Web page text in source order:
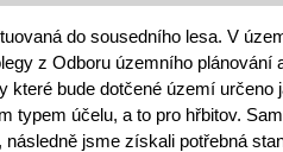
do sousedního lesa. V
z Odboru územního plánování
bude dotčené území určeno
typem účelu, a to pro hřbitov.
jsme získali potřebná